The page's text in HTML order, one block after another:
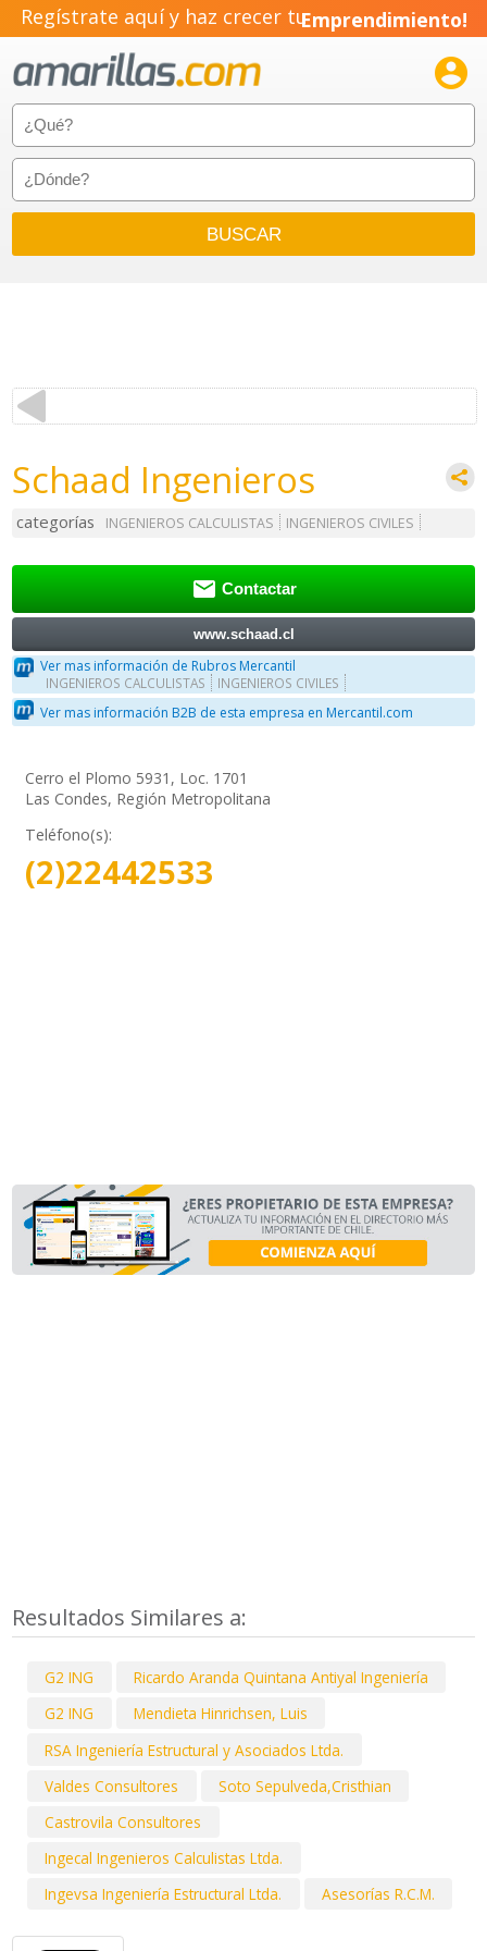
Regístrate aquí y haz crecer tuEmprendimiento!

Schaad Ingenieros
categorías INGENIEROS CALCULISTAS INGENIEROS CIVILES
 Contactar
www.schaad.cl
Ver mas información de Rubros Mercantil
INGENIEROS CALCULISTAS INGENIEROS CIVILES
Ver mas información B2B de esta empresa en Mercantil.com
Cerro el Plomo 5931, Loc. 1701
Las Condes, Región Metropolitana
Teléfono(s):
(2)22442533
Resultados Similares a:
G2 ING
Ricardo Aranda Quintana Antiyal Ingeniería
G2 ING
Mendieta Hinrichsen, Luis
RSA Ingeniería Estructural y Asociados Ltda.
Valdes Consultores
Soto Sepulveda,Cristhian
Castrovila Consultores
Ingecal Ingenieros Calculistas Ltda.
Ingevsa Ingeniería Estructural Ltda.
Asesorías R.C.M.